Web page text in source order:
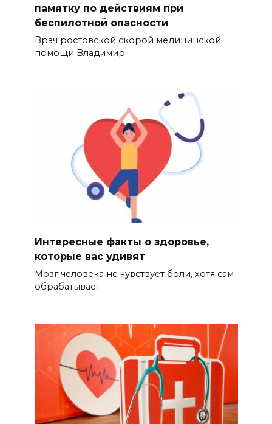
памятку по действиям при
беспилотной опасности
Врач ростовской скорой медицинской
помощи Владимир
Интересные факты о здоровье,
которые вас удивят
Мозг человека не чувствует боли, хотя сам
обрабатывает